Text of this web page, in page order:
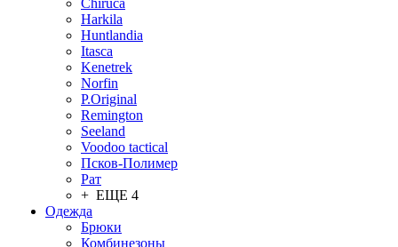
Chiruсa
Harkila
Huntlandia
Itasca
Kenetrek
Norfin
P.Original
Remington
Seeland
Voodoo tactical
Псков-Полимер
Рат
+ ЕЩЕ 4
Одежда
Брюки
Комбинезоны